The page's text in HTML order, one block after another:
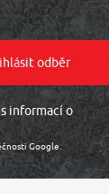
informací o
Google.